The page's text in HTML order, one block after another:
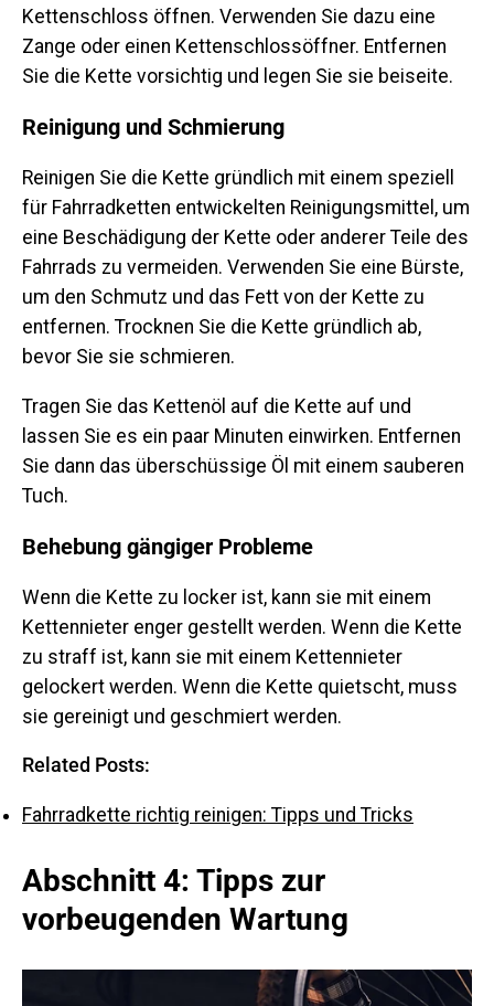
Kettenschloss öffnen. Verwenden Sie dazu eine
Zange oder einen Kettenschlossöffner. Entfernen
Sie die Kette vorsichtig und legen Sie sie beiseite.
Reinigung und Schmierung
Reinigen Sie die Kette gründlich mit einem speziell
für Fahrradketten entwickelten Reinigungsmittel, um
eine Beschädigung der Kette oder anderer Teile des
Fahrrads zu vermeiden. Verwenden Sie eine Bürste,
um den Schmutz und das Fett von der Kette zu
entfernen. Trocknen Sie die Kette gründlich ab,
bevor Sie sie schmieren.
Tragen Sie das Kettenöl auf die Kette auf und
lassen Sie es ein paar Minuten einwirken. Entfernen
Sie dann das überschüssige Öl mit einem sauberen
Tuch.
Behebung gängiger Probleme
Wenn die Kette zu locker ist, kann sie mit einem
Kettennieter enger gestellt werden. Wenn die Kette
zu straff ist, kann sie mit einem Kettennieter
gelockert werden. Wenn die Kette quietscht, muss
sie gereinigt und geschmiert werden.
Related Posts:
Fahrradkette richtig reinigen: Tipps und Tricks
Abschnitt 4: Tipps zur
vorbeugenden Wartung